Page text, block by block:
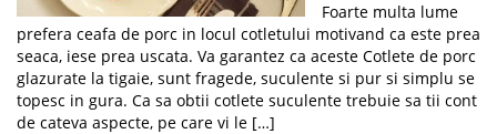
Foarte multa lume
prefera ceafa de porc in locul cotletului motivand ca este prea
seaca, iese prea uscata. Va garantez ca aceste Cotlete de porc
glazurate la tigaie, sunt fragede, suculente si pur si simplu se
topesc in gura. Ca sa obtii cotlete suculente trebuie sa tii cont
de cateva aspecte, pe care vi le […]